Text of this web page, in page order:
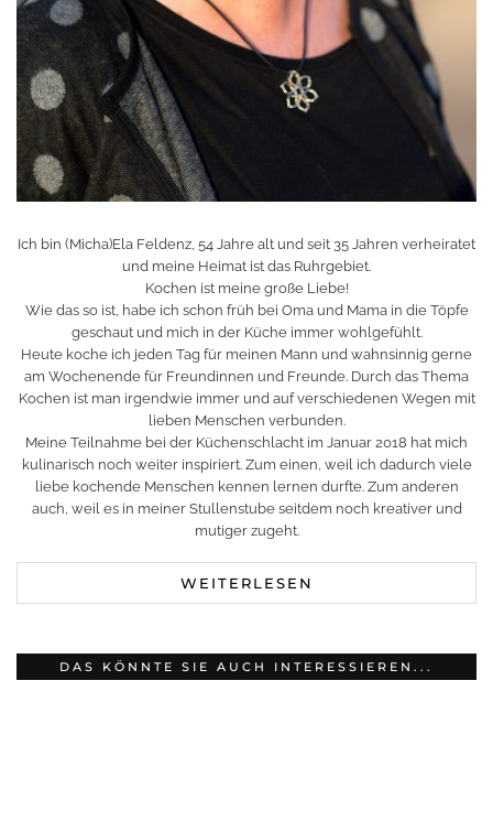
Ich bin (Micha)Ela Feldenz, 54 Jahre alt und seit 35 Jahren verheiratet
und meine Heimat ist das Ruhrgebiet.
Kochen ist meine große Liebe!
Wie das so ist, habe ich schon früh bei Oma und Mama in die Töpfe
geschaut und mich in der Küche immer wohlgefühlt.
Heute koche ich jeden Tag für meinen Mann und wahnsinnig gerne
am Wochenende für Freundinnen und Freunde. Durch das Thema
Kochen ist man irgendwie immer und auf verschiedenen Wegen mit
lieben Menschen verbunden.
Meine Teilnahme bei der Küchenschlacht im Januar 2018 hat mich
kulinarisch noch weiter inspiriert. Zum einen, weil ich dadurch viele
liebe kochende Menschen kennen lernen durfte. Zum anderen
auch, weil es in meiner Stullenstube seitdem noch kreativer und
mutiger zugeht.
WEITERLESEN
DAS KÖNNTE SIE AUCH INTERESSIEREN...